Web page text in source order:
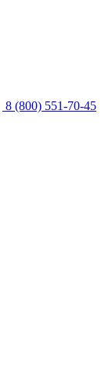
8 (800) 551-70-45